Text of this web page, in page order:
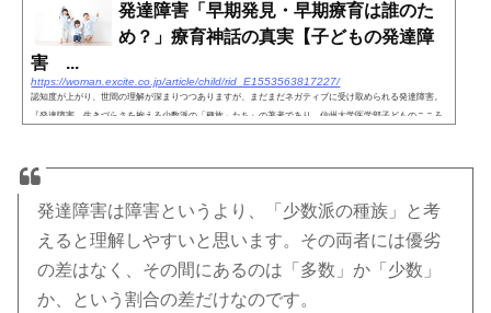
発達障害「早期発見・早期療育は誰のた
め？」療育神話の真実【子どもの発達障
害 ...
https://woman.excite.co.jp/article/child/rid_E1553563817227/
認知度が上がり、世間の理解が深まりつつありますが、まだまだネガティブに受け取められる発達障害。
『発達障害 生きづらさを抱える少数派の「種族」たち』の著者であり、信州大学医学部子どものこころ
発達障害は障害というより、「少数派の種族」と考
えると理解しやすいと思います。その両者には優劣
の差はなく、その間にあるのは「多数」か「少数」
か、という割合の差だけなのです。